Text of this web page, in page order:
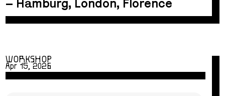
– Hamburg, London, Florence
WORKSHOP
Apr 15, 2026